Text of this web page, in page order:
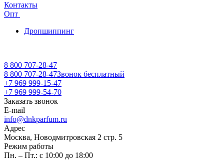
Контакты
Опт
Дропшиппинг
8 800 707-28-47
8 800 707-28-47Звонок бесплатный
+7 969 999-15-47
+7 969 999-54-70
Заказать звонок
E-mail
info@dnkparfum.ru
Адрес
Москва, Новодмитровская 2 стр. 5
Режим работы
Пн. – Пт.: с 10:00 до 18:00